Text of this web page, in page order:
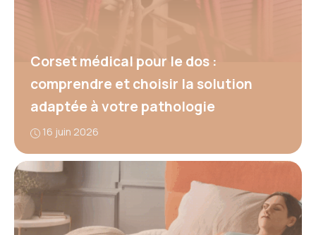
Corset médical pour le dos :
comprendre et choisir la solution
adaptée à votre pathologie
16 juin 2026